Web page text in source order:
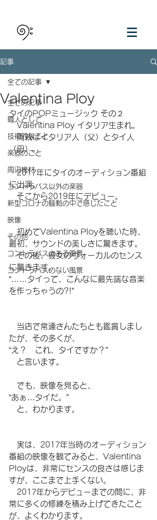
記事
全ての記事
職人として
技術的なこと
楽器のこと
周辺機材
コントラバス以外の楽器
新型コロナの騒動の中で感じたこと
映像
その他
コントラバスのある風景
コントラバスのない風景
全ての記事
Valentina Ploy
タイのPOPミュージック その２
Valentina Ploy イタリア生まれ。
両親はイタリア人（父）とタイ人
（母）。
2017年にタイのオーディション番組
に出演。
そこから2019年にデビュー。
初めてValentina Ployを聴いた時、
最初、サウンドの美しさに驚きます。
その後、彼女のヴォーカルのセンス
に驚きます。
“……タイって、こんなに最先端な音楽
を作っちゃうの?!”
当店で常連さんたちとも鑑賞しまし
たが、その多くが、
“え？　これ、タイですか？”
と言います。
でも、映像を見ると、
“あぁ…タイだ。”
と、わかります。
実は、2017年当時のオーディション
番組の映像を観てみると、Valentina
Ployは、非常にセンスの良さは感じま
すが、ここまで上手くない。
2017年からデビューまでの間に、非
常に多くの修練を積み上げてきたこと
が、よくわかります。